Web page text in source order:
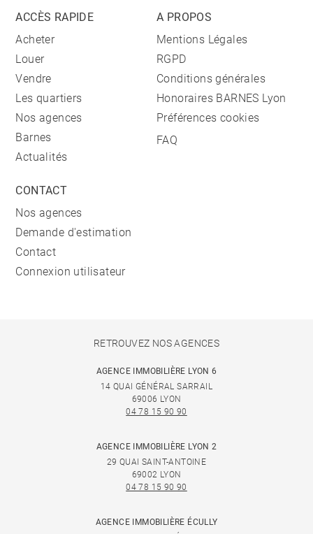
ACCÈS RAPIDE
Acheter
Louer
Vendre
Les quartiers
Nos agences
Barnes
Actualités
A PROPOS
Mentions Légales
RGPD
Conditions générales
Honoraires BARNES Lyon
Préférences cookies
FAQ
CONTACT
Nos agences
Demande d'estimation
Contact
Connexion utilisateur
RETROUVEZ NOS AGENCES
AGENCE IMMOBILIÈRE LYON 6
14 QUAI GÉNÉRAL SARRAIL
69006 LYON
04 78 15 90 90
AGENCE IMMOBILIÈRE LYON 2
29 QUAI SAINT-ANTOINE
69002 LYON
04 78 15 90 90
AGENCE IMMOBILIÈRE ÉCULLY